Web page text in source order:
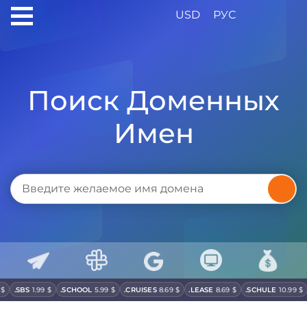
USD РУС
Поиск Доменных
Имен
. SBS 1.99 $ .SCHOOL 5.99 $ .CRUISES 8.69 $ . LEASE 8.69 $ .SCHULE 10.99 $